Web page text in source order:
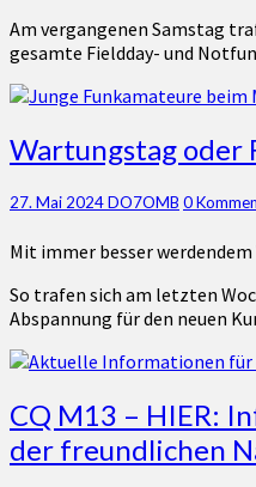
Am vergangenen Samstag
gesamte Fieldday- und
Wartungstag
oder
Fieldday
–
ist
die
Frage…
Wartungstag oder
27. Mai 2024DO7OMB 0
Mit immer besser
So trafen sich am letzten
Abspannung für den neuen
CQ
M13
–
CQ M13 – HIER:
der freundlichen